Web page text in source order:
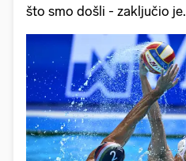
što smo došli - zaključio je.